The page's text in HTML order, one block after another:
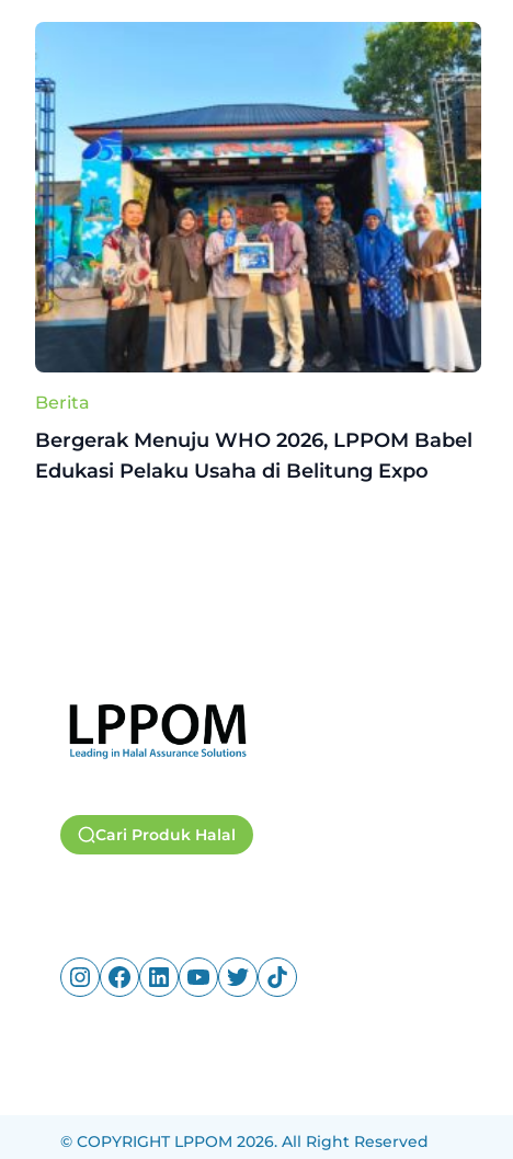
Berita
Bergerak Menuju WHO 2026, LPPOM Babel
Edukasi Pelaku Usaha di Belitung Expo
Cari Produk Halal
© COPYRIGHT LPPOM 2026. All Right Reserved